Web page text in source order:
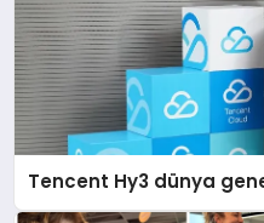
Tencent Hy3 dünya